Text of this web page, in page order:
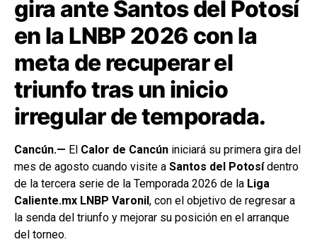
gira ante Santos del Potosí
en la LNBP 2026 con la
meta de recuperar el
triunfo tras un inicio
irregular de temporada.
Cancún.— El Calor de Cancún iniciará su primera gira del
mes de agosto cuando visite a Santos del Potosídentro
de la tercera serie de la Temporada 2026 de la Liga
Caliente.mx LNBP Varonil, con el objetivo de regresar a
la senda del triunfo y mejorar su posición en el arranque
del torneo.